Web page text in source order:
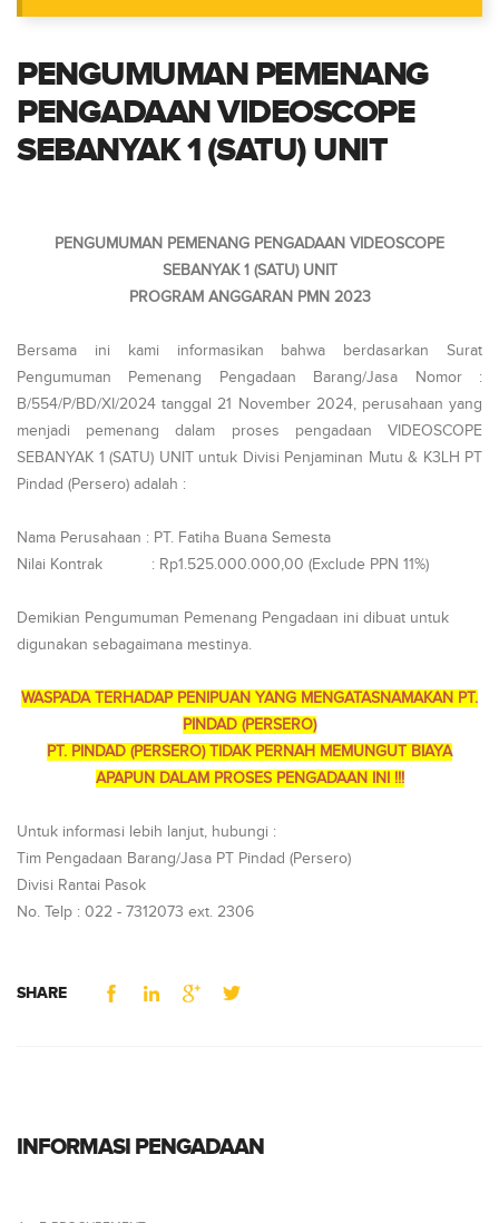
PENGUMUMAN PEMENANG
PENGADAAN VIDEOSCOPE
SEBANYAK 1 (SATU) UNIT
PENGUMUMAN PEMENANG PENGADAAN VIDEOSCOPE
SEBANYAK 1 (SATU) UNIT
PROGRAM ANGGARAN PMN 2023
Bersama ini kami informasikan bahwa berdasarkan Surat
Pengumuman Pemenang Pengadaan Barang/Jasa Nomor :
B/554/P/BD/XI/2024 tanggal 21 November 2024, perusahaan yang
menjadi pemenang dalam proses pengadaan VIDEOSCOPE
SEBANYAK 1 (SATU) UNIT untuk Divisi Penjaminan Mutu & K3LH PT
Pindad (Persero) adalah :
Nama Perusahaan : PT. Fatiha Buana Semesta
Nilai Kontrak : Rp1.525.000.000,00 (Exclude PPN 11%)
Demikian Pengumuman Pemenang Pengadaan ini dibuat untuk
digunakan sebagaimana mestinya.
WASPADA TERHADAP PENIPUAN YANG MENGATASNAMAKAN PT.
PINDAD (PERSERO)
PT. PINDAD (PERSERO) TIDAK PERNAH MEMUNGUT BIAYA
APAPUN DALAM PROSES PENGADAAN INI !!!
Untuk informasi lebih lanjut, hubungi :
Tim Pengadaan Barang/Jasa PT Pindad (Persero)
Divisi Rantai Pasok
No. Telp : 022 - 7312073 ext. 2306
SHARE
INFORMASI PENGADAAN